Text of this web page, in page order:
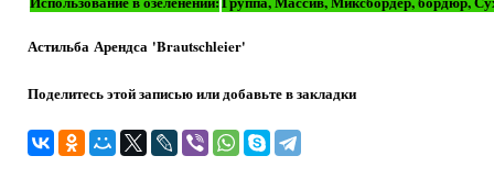
Астильба Арендса 'Brautschleier'
Поделитесь этой записью или добавьте в закладки